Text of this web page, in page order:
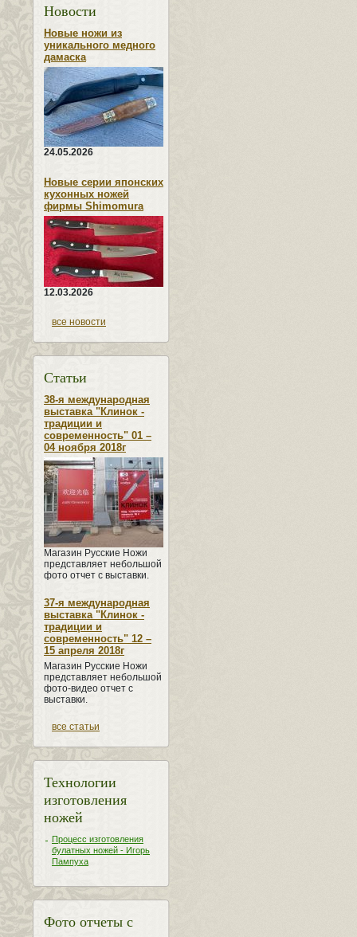
Новости
Новые ножи из
уникального медного
дамаска
24.05.2026
Новые серии японских
кухонных ножей
фирмы Shimomura
12.03.2026
все новости
Статьи
38-я международная
выставка "Клинок -
традиции и
современность" 01 –
04 ноября 2018г
Магазин Русские Ножи
представляет небольшой
фото отчет с выставки.
37-я международная
выставка "Клинок -
традиции и
современность" 12 –
15 апреля 2018г
Магазин Русские Ножи
представляет небольшой
фото-видео отчет с
выставки.
все статьи
Технологии
изготовления
ножей
Процесс изготовления
булатных ножей - Игорь
Пампуха
Фото отчеты с